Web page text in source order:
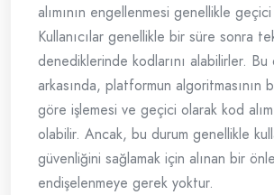
alımının engellenmesi genellikle
Kullanıcılar genellikle bir süre sonra
denediklerinde kodlarını alabilirler. Bu
arkasında, platformun algoritmasının
göre işlemesi ve geçici olarak kod
olabilir. Ancak, bu durum genellikle
güvenliğini sağlamak için alınan bir
endişelenmeye gerek yoktur.